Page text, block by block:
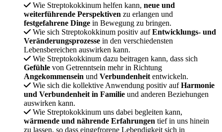
Wie Streptokokkinum helfen kann, neue und
weiterführende Perspektiven zu erlangen und
festgefahrene Dinge in Bewegung zu bringen.
Wie sich Streptokokkinum positiv aufEntwicklungs- und
Veränderungsprozesse in den verschiedensten
Lebensbereichen auswirken kann.
Wie Streptokokkinum dazu beitragen kann, dass sich
Gefühle von Getrenntsein mehr in Richtung
Angekommensein und Verbundenheit entwickeln.
Wie sich die kollektive Anwendung positiv aufHarmonie
und Verbundenheit in Familie und anderen Beziehungen
auswirken kann.
Wie Streptokokkinum uns dabei begleiten kann,
wärmende und nährende Erfahrungen tief in uns hinein
zu lassen, so dass eingefrorene Lebendigkeit sich in